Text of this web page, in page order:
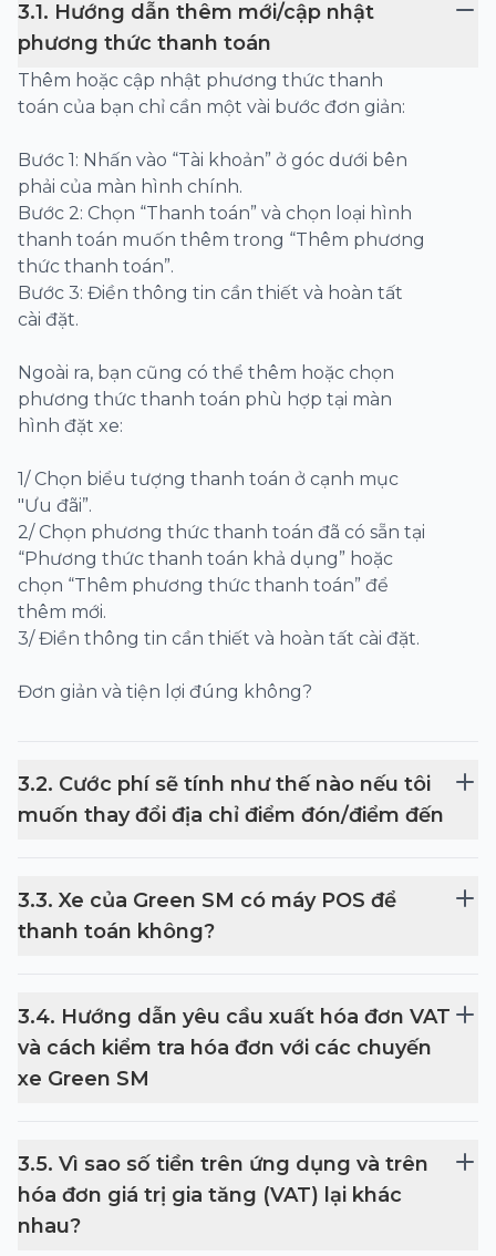
3.1. Hướng dẫn thêm mới/cập nhật
phương thức thanh toán
Thêm hoặc cập nhật phương thức thanh
toán của bạn chỉ cần một vài bước đơn giản:
Bước 1: Nhấn vào “Tài khoản” ở góc dưới bên
phải của màn hình chính.
Bước 2: Chọn “Thanh toán” và chọn loại hình
thanh toán muốn thêm trong “Thêm phương
thức thanh toán”.
Bước 3: Điền thông tin cần thiết và hoàn tất
cài đặt.
Ngoài ra, bạn cũng có thể thêm hoặc chọn
phương thức thanh toán phù hợp tại màn
hình đặt xe:
1/ Chọn biểu tượng thanh toán ở cạnh mục
"Ưu đãi”.
2/ Chọn phương thức thanh toán đã có sẵn tại
“Phương thức thanh toán khả dụng” hoặc
chọn “Thêm phương thức thanh toán” để
thêm mới.
3/ Điền thông tin cần thiết và hoàn tất cài đặt.
Đơn giản và tiện lợi đúng không?
3.2. Cước phí sẽ tính như thế nào nếu tôi
muốn thay đổi địa chỉ điểm đón/điểm đến
3.3. Xe của Green SM có máy POS để
thanh toán không?
3.4. Hướng dẫn yêu cầu xuất hóa đơn VAT
và cách kiểm tra hóa đơn với các chuyến
xe Green SM
3.5. Vì sao số tiền trên ứng dụng và trên
hóa đơn giá trị gia tăng (VAT) lại khác
nhau?